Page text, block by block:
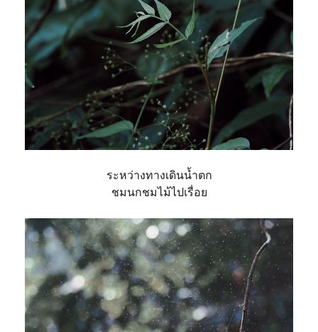
ระหว่างทางเดินน้ำตก
ชมนกชมไม้ไปเรื่อย